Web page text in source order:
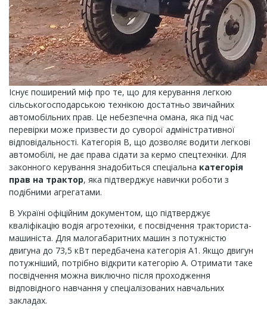
Існує поширений міф про те, що для керування легкою
сільськогосподарською технікою достатньо звичайних
автомобільних прав. Це небезпечна омана, яка під час
перевірки може призвести до суворої адміністративної
відповідальності. Категорія В, що дозволяє водити легкові
автомобілі, не дає права сідати за кермо спецтехніки. Для
законного керування знадобиться спеціальна категорія
прав на трактор, яка підтверджує навички роботи з
подібними агрегатами.
В Україні офіційним документом, що підтверджує
кваліфікацію водія агротехніки, є посвідчення тракториста-
машиніста. Для малогабаритних машин з потужністю
двигуна до 73,5 кВт передбачена категорія А1. Якщо двигун
потужніший, потрібно відкрити категорію А. Отримати таке
посвідчення можна виключно після проходження
відповідного навчання у спеціалізованих навчальних
закладах.